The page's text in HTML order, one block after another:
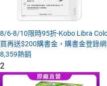
8/6-8/10限時95折-Kobo Libra
買再送$200購書金，購書金登錄
8,359熱銷
2